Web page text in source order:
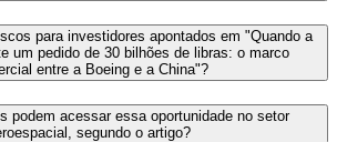
para investidores apontados em "Quando a
um pedido de 30 bilhões de libras: o marco
entre a Boeing e a China"?
podem acessar essa oportunidade no setor
segundo o artigo?